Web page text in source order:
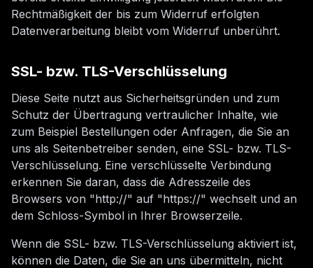
Rechtmäßigkeit der bis zum Widerruf erfolgten
Datenverarbeitung bleibt vom Widerruf unberührt.
SSL- bzw. TLS-Verschlüsselung
Diese Seite nutzt aus Sicherheitsgründen und zum
Schutz der Übertragung vertraulicher Inhalte, wie
zum Beispiel Bestellungen oder Anfragen, die Sie an
uns als Seitenbetreiber senden, eine SSL- bzw. TLS-
Verschlüsselung. Eine verschlüsselte Verbindung
erkennen Sie daran, dass die Adresszeile des
Browsers von "http://" auf "https://" wechselt und an
dem Schloss-Symbol in Ihrer Browserzeile.
Wenn die SSL- bzw. TLS-Verschlüsselung aktiviert ist,
können die Daten, die Sie an uns übermitteln, nicht